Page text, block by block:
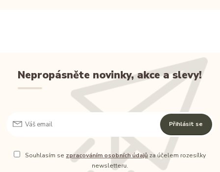
Nepropásněte novinky, akce a slevy!
Přihlásit se
Souhlasím se zpracováním osobních údajů za účelem rozesílky
newsletteru.